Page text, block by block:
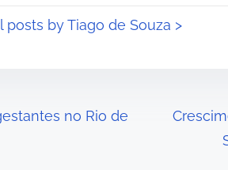
posts by Tiago de Souza >
no Rio de